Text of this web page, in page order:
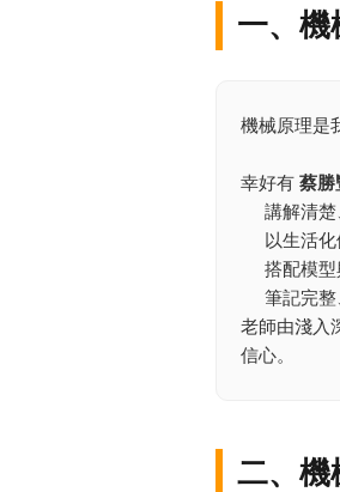
一、機
機械原理是
幸好有 蔡勝
講解清楚
以生活
搭配模
筆記完
老師由淺入
信心。
二、機